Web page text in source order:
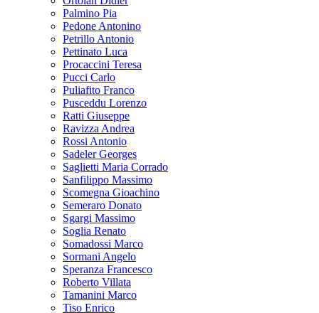
Palmino Pia
Pedone Antonino
Petrillo Antonio
Pettinato Luca
Procaccini Teresa
Pucci Carlo
Puliafito Franco
Pusceddu Lorenzo
Ratti Giuseppe
Ravizza Andrea
Rossi Antonio
Sadeler Georges
Saglietti Maria Corrado
Sanfilippo Massimo
Scomegna Gioachino
Semeraro Donato
Sgargi Massimo
Soglia Renato
Somadossi Marco
Sormani Angelo
Speranza Francesco
Roberto Villata
Tamanini Marco
Tiso Enrico